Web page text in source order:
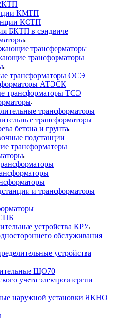
КМТП
КСТП
БКТП в сэндвиче
трансформаторы
трансформаторы
трансформаторы ОСЭ
АТЭСК
трансформаторы ТСЭ
трансформаторы
трансформаторы
бетона и грунта
подстанции
трансформаторы
и трансформаторы
устройства КРУ
обслуживания
устройства
ЩО70
учета электроэнергии
наружной установки ЯКНО